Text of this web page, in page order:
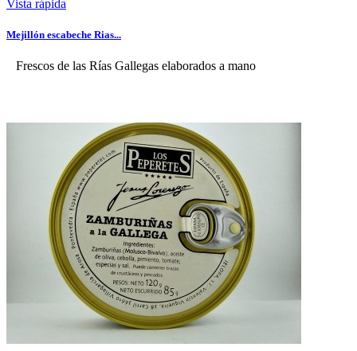
Vista rápida
Mejillón escabeche Rias...
Frescos de las Rías Gallegas elaborados a mano